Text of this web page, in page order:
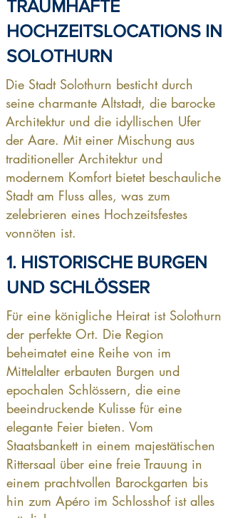
TRAUMHAFTE
HOCHZEITSLOCATIONS IN
SOLOTHURN
Die Stadt Solothurn besticht durch
seine charmante Altstadt, die barocke
Architektur und die idyllischen Ufer
der Aare. Mit einer Mischung aus
traditioneller Architektur und
modernem Komfort bietet beschauliche
Stadt am Fluss alles, was zum
zelebrieren eines Hochzeitsfestes
vonnöten ist.
1. HISTORISCHE BURGEN
UND SCHLÖSSER
Für eine königliche Heirat ist Solothurn
der perfekte Ort. Die Region
beheimatet eine Reihe von im
Mittelalter erbauten Burgen und
epochalen Schlössern, die eine
beeindruckende Kulisse für eine
elegante Feier bieten. Vom
Staatsbankett in einem majestätischen
Rittersaal über eine freie Trauung in
einem prachtvollen Barockgarten bis
hin zum Apéro im Schlosshof ist alles